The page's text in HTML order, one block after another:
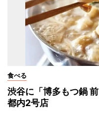
食べる
渋谷に「博多もつ鍋
都内2号店